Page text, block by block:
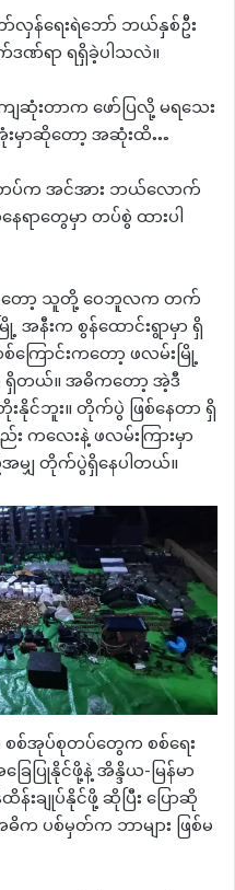
န်ရေးရဲဘော် ဘယ်နှစ်ဦး
ဏ်ရာ ရရှိခဲ့ပါသလဲ။
ဆုံးတာက ဖော်ပြလို့ မရသေး
မှာဆိုတော့ အဆုံးထိ…
တပ်က အင်အား ဘယ်လောက်
ာတွေမှာ တပ်စွဲ ထားပါ
ကတော့ သူတို့ ဝေဘူလက တက်
အနီးက စွန်ထောင်းရွာမှာ ရှိ
ောင်းကတော့ ဖလမ်းမြို့
ရှိတယ်။ အဓိကတော့ အဲ့ဒီ
နိုင်ဘူး။ တိုက်ပွဲ ဖြစ်နေတာ ရှိ
လေးနဲ့ ဖလမ်းကြားမှာ
မျှ တိုက်ပွဲရှိနေပါတယ်။
စစ်အုပ်စုတပ်တွေက စစ်ရေး
ပြုနိုင်ဖို့နဲ့ အိန္ဒိယ-မြန်မာ
ချုပ်နိုင်ဖို့ ဆိုပြီး ပြောဆို
ပစ်မှတ်က ဘာများ ဖြစ်မ